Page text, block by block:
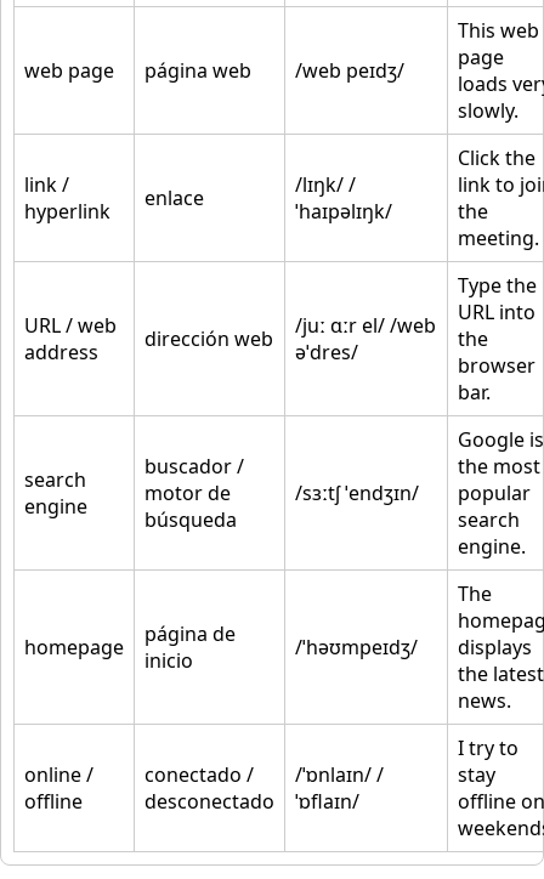
web page página web /web peɪdʒ/
This web
page
loads
slowly.
link /
hyperlink
enlace
/lɪŋk/ /
ˈhaɪpəlɪŋk/
Click the
link to
the
meeting.
URL / web
address
dirección web
/juː ɑːr el/ /web
əˈdres/
Type the
URL into
the
browser
bar.
search
engine
buscador /
motor de
búsqueda
/sɜːtʃ ˈendʒɪn/
Google is
the most
popular
search
engine.
homepage
página de
inicio
/ˈhəʊmpeɪdʒ/
The
displays
the latest
news.
online /
offline
conectado /
desconectado
/ˈɒnlaɪn/ /
ˈɒflaɪn/
I try to
stay
offline on